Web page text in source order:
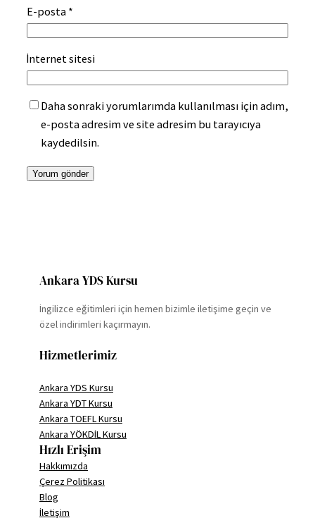
E-posta *
İnternet sitesi
Daha sonraki yorumlarımda kullanılması için adım,
e-posta adresim ve site adresim bu tarayıcıya
kaydedilsin.
Ankara YDS Kursu
İngilizce eğitimleri için hemen bizimle iletişime geçin ve
özel indirimleri kaçırmayın.
Hizmetlerimiz
Ankara YDS Kursu
Ankara YDT Kursu
Ankara TOEFL Kursu
Ankara YÖKDİL Kursu
Hızlı Erişim
Hakkımızda
Çerez Politikası
Blog
İletişim